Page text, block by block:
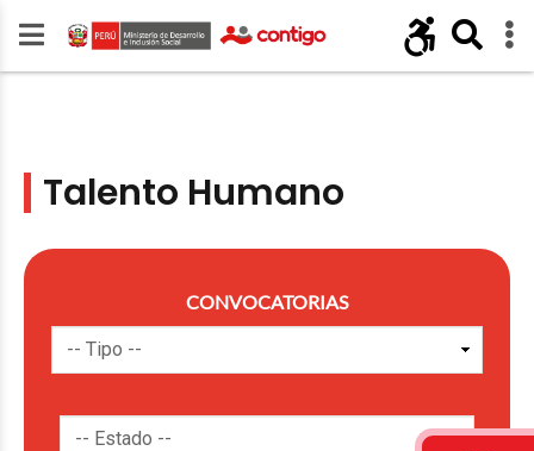
Talento Humano
CONVOCATORIAS